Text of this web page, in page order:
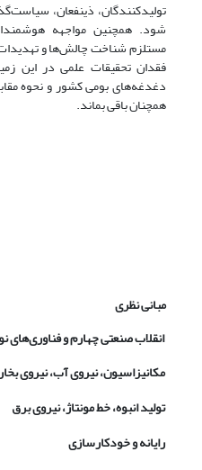
تولیدکنندگان، ذینفعان،
شود. همچنین مواجهه
مستلزم شناخت چالش‌ها و
فقدان تحقیقات علمی در این
دغدغه‌های بومی کشور و نحوه
همچنان باقی بماند.
مبانی نظری
انقلاب صنعتی چهارم و فناوری‌های
مکانیزاسیون، نیروی آب، نیروی
تولید انبوه، خط مونتاژ، نیروی برق
رایانه و خودکارسازی